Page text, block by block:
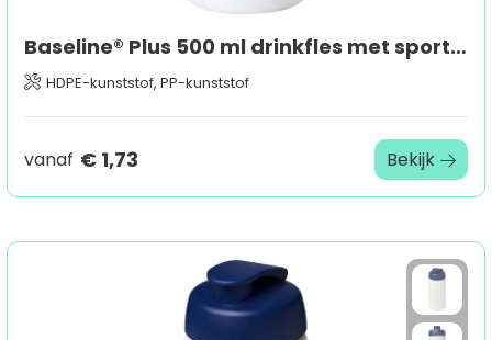
Baseline® Plus 500 ml drinkfles met sportdeksel
HDPE-kunststof, PP-kunststof
vanaf € 1,73 Bekijk